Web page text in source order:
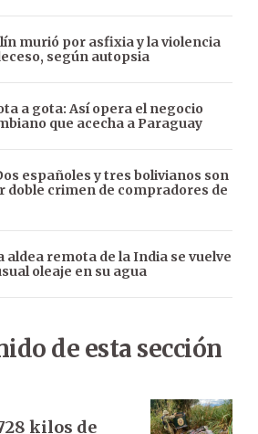
murió por asfixia y la violencia
según autopsia
a gota: Así opera el negocio
que acecha a Paraguay
españoles y tres bolivianos son
doble crimen de compradores de
aldea remota de la India se vuelve
oleaje en su agua
de esta sección
kilos de